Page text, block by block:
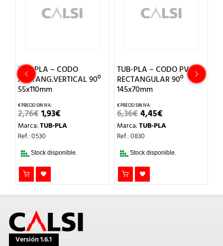
TUB-PLA – CODO
RECTANG.VERTICAL 90º
55x110mm
2,76€EL
PRECIO
ORIGINAL
ERA:
1,93€PRECIO
ACTUAL
Marca:TUB-PLA
Ref.: 0530
Stock disponible.
TUB-PLA – CODO PVC
RECTANGULAR 90º
145x70mm
6,36€EL
PRECIO
ORIGINAL
ERA:
4,45€PRECIO
ACTUAL
Marca:TUB-PLA
Ref.: 0830
Stock disponible.
Versión 1.6.1